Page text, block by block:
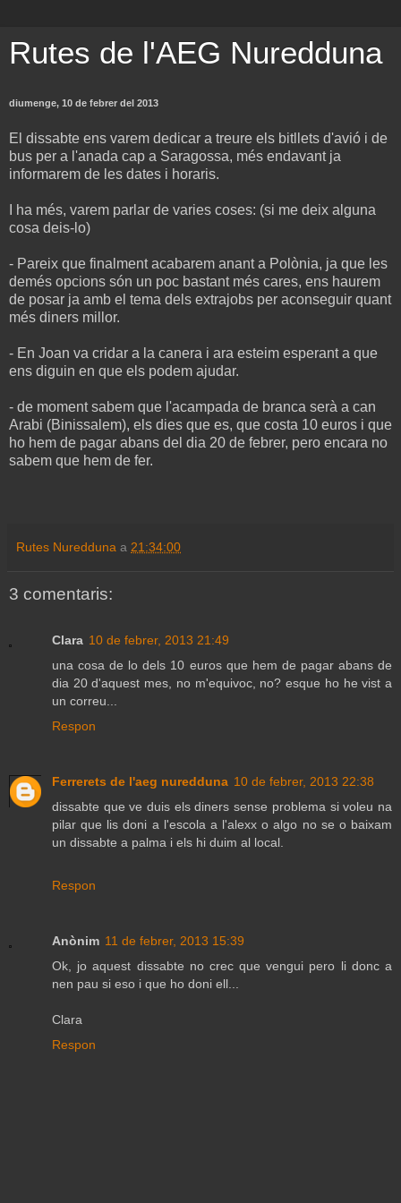
Rutes de l'AEG Nuredduna
diumenge, 10 de febrer del 2013
El dissabte ens varem dedicar a treure els bitllets d'avió i de
bus per a l'anada cap a Saragossa, més endavant ja
informarem de les dates i horaris.
I ha més, varem parlar de varies coses: (si me deix alguna
cosa deis-lo)
- Pareix que finalment acabarem anant a Polònia, ja que les
demés opcions són un poc bastant més cares, ens haurem
de posar ja amb el tema dels extrajobs per aconseguir quant
més diners millor.
- En Joan va cridar a la canera i ara esteim esperant a que
ens diguin en que els podem ajudar.
- de moment sabem que l'acampada de branca serà a can
Arabi (Binissalem), els dies que es, que costa 10 euros i que
ho hem de pagar abans del dia 20 de febrer, pero encara no
sabem que hem de fer.
Rutes Nuredduna a 21:34:00
3 comentaris:
Clara 10 de febrer, 2013 21:49
una cosa de lo dels 10 euros que hem de pagar abans de
dia 20 d'aquest mes, no m'equivoc, no? esque ho he vist a
un correu...
Respon
Ferrerets de l'aeg nuredduna 10 de febrer, 2013 22:38
dissabte que ve duis els diners sense problema si voleu na
pilar que lis doni a l'escola a l'alexx o algo no se o baixam
un dissabte a palma i els hi duim al local.
Respon
Anònim 11 de febrer, 2013 15:39
Ok, jo aquest dissabte no crec que vengui pero li donc a
nen pau si eso i que ho doni ell...
Clara
Respon